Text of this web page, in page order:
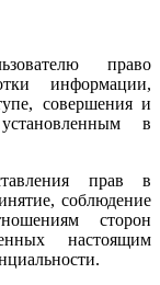
право
информации,
совершения и
в
прав в
соблюдение
сторон
настоящим